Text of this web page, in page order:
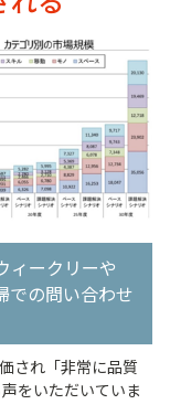
ィークリーや
での問い合わせ
され「非常に品質
をいただいていま